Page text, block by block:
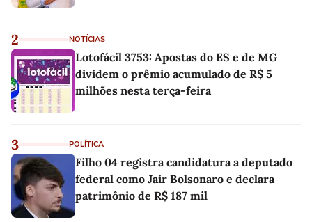
2 NOTÍCIAS
Lotofácil 3753: Apostas do ES e de MG
dividem o prêmio acumulado de R$ 5
milhões nesta terça-feira
3 POLÍTICA
Filho 04 registra candidatura a deputado
federal como Jair Bolsonaro e declara
patrimônio de R$ 187 mil